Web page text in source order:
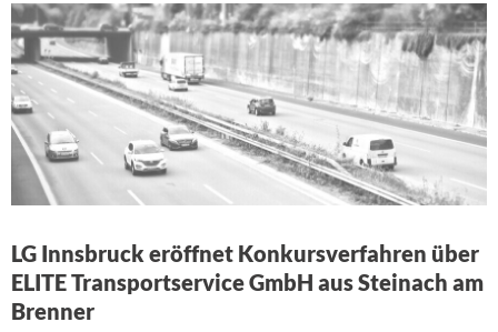
LG Innsbruck eröffnet Konkursverfahren über
ELITE Transportservice GmbH aus Steinach am
Brenner